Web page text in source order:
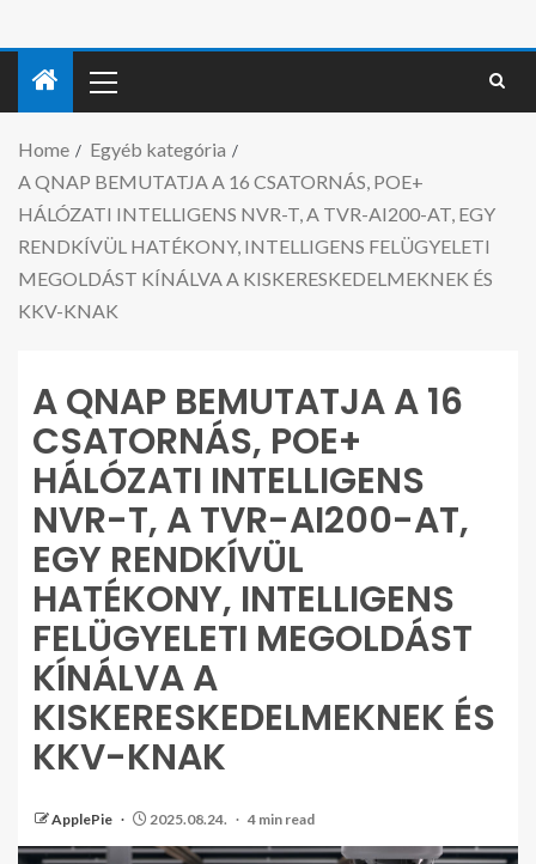
Home
Egyéb kategória
A QNAP BEMUTATJA A 16 CSATORNÁS, POE+
HÁLÓZATI INTELLIGENS NVR-T, A TVR-AI200-AT, EGY
RENDKÍVÜL HATÉKONY, INTELLIGENS FELÜGYELETI
MEGOLDÁST KÍNÁLVA A KISKERESKEDELMEKNEK ÉS
KKV-KNAK
A QNAP BEMUTATJA A 16
CSATORNÁS, POE+
HÁLÓZATI INTELLIGENS
NVR-T, A TVR-AI200-AT,
EGY RENDKÍVÜL
HATÉKONY, INTELLIGENS
FELÜGYELETI MEGOLDÁST
KÍNÁLVA A
KISKERESKEDELMEKNEK ÉS
KKV-KNAK
ApplePie 2025.08.24. 4 min read